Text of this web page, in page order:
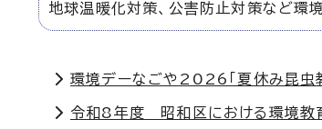
地球温暖化対策、公害防止対策など環
環境デーなごや2026「夏休み昆虫
令和8年度 昭和区における環境教